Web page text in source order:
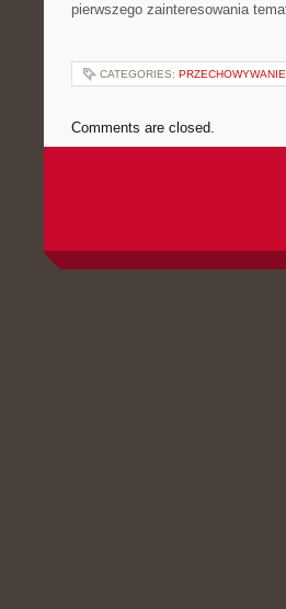
pierwszego zainteresowania
CATEGORIES:
Comments are closed.